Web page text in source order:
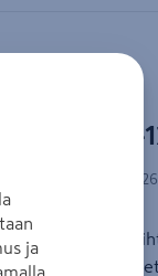
BA 18-
virtalähteen
-linjalaseria
ja